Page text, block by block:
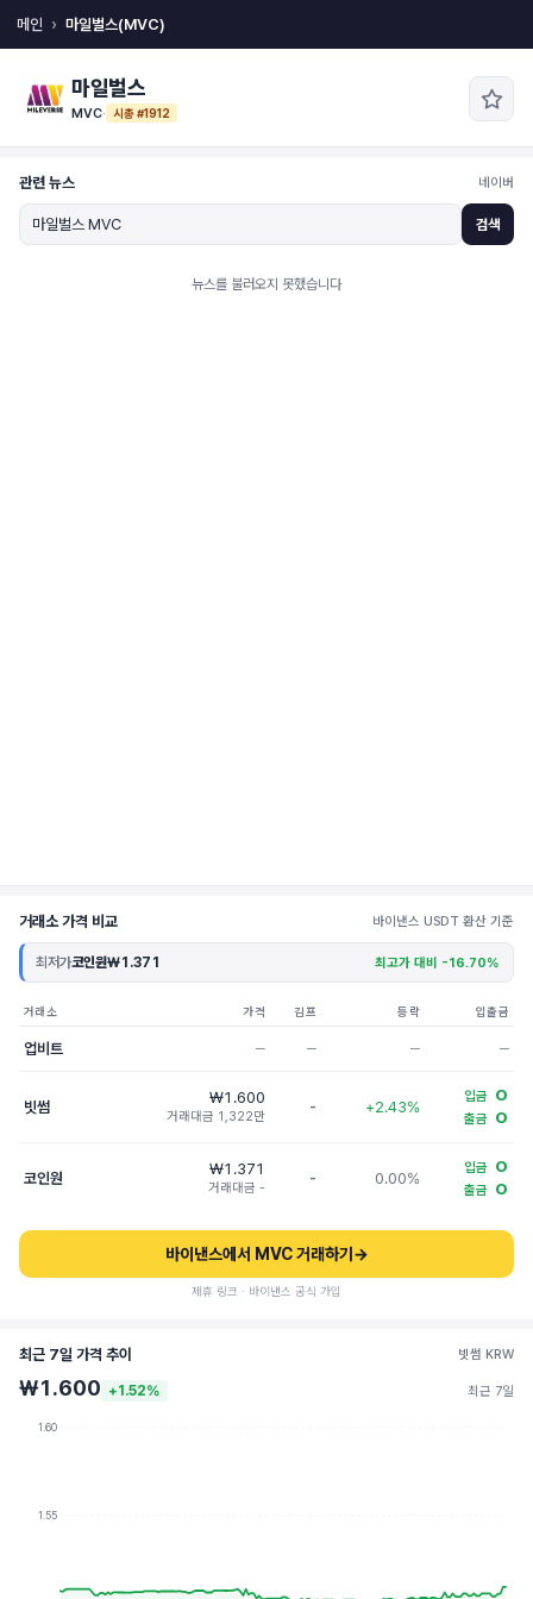
메인 마일벌스(MVC)
마일벌스
MVC· 시총 #1912
관련 뉴스 네이버
검색
뉴스를 불러오지 못했습니다
거래소 가격 비교 바이낸스 USDT 환산 기준
최저가코인원₩1.371 최고가 대비 -16.70%
거래소 가격 김프 등락 입출금
업비트 ─ ─ ─ ─
빗썸
₩1.600
거래대금 1,322만
- +2.43%
입금 O
출금 O
코인원
₩1.371
거래대금 -
- 0.00%
입금 O
출금 O
바이낸스에서 MVC 거래하기 →
제휴 링크 · 바이낸스 공식 가입
최근 7일 가격 추이 빗썸 KRW
₩1.600 +1.52% 최근 7일
1.60
1.55